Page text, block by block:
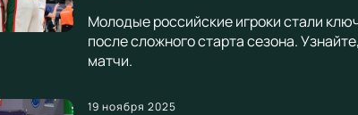
Молодые российские игроки стали
после сложного старта сезона.
матчи.
19 ноября 2025